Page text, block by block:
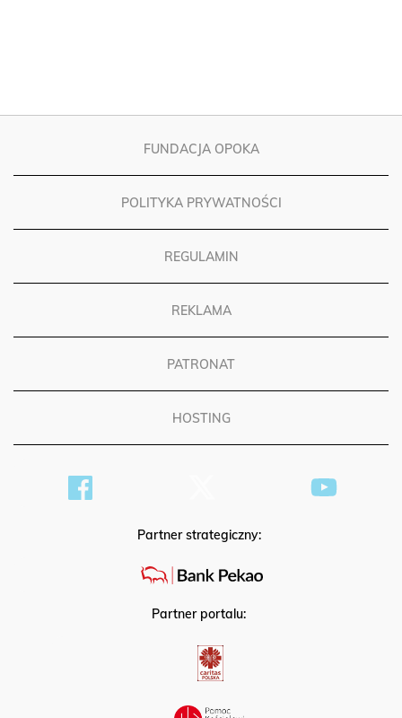
FUNDACJA OPOKA
POLITYKA PRYWATNOŚCI
REGULAMIN
REKLAMA
PATRONAT
HOSTING
Partner strategiczny:
Partner portalu: